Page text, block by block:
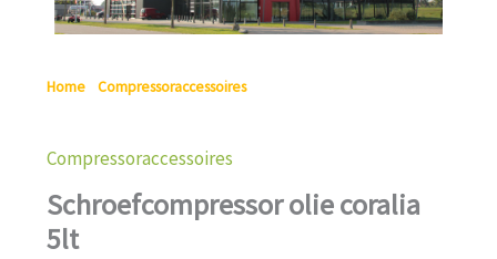
Home Compressoraccessoires/ Schroefcompressor olie
Compressoraccessoires
Schroefcompressor olie coralia
5lt